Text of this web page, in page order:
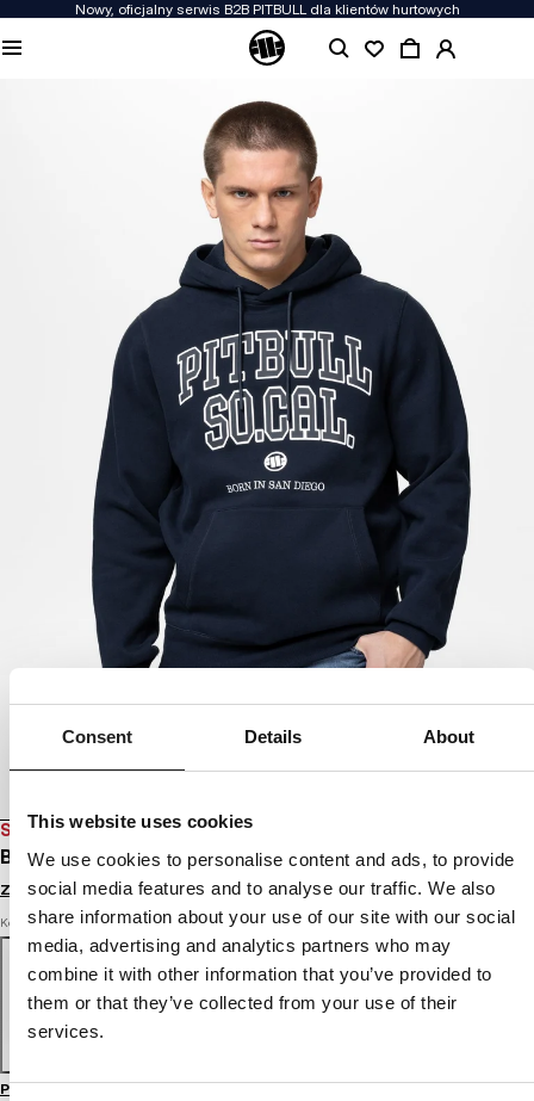
Consent Details About
This website uses cookies
We use cookies to personalise content and ads, to provide
social media features and to analyse our traffic. We also
share information about your use of our site with our social
media, advertising and analytics partners who may
combine it with other information that you’ve provided to
them or that they’ve collected from your use of their
services.
Nowy, oficjalny serwis B2B PITBULL dla klientów hurtowych
SALE
BLUZA Z KAPTUREM SO CAL
Zaloguj się by zobaczyć ceny
Kolor: dark navy
Przewodnik po rozmiarach